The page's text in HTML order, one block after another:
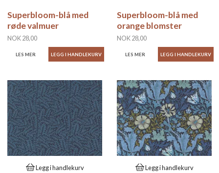
Superbloom-blå med
røde valmuer
NOK 28,00
LES MER
Superbloom-blå med
orange blomster
NOK 28,00
LES MER
Legg i handlekurv Legg i handlekurv